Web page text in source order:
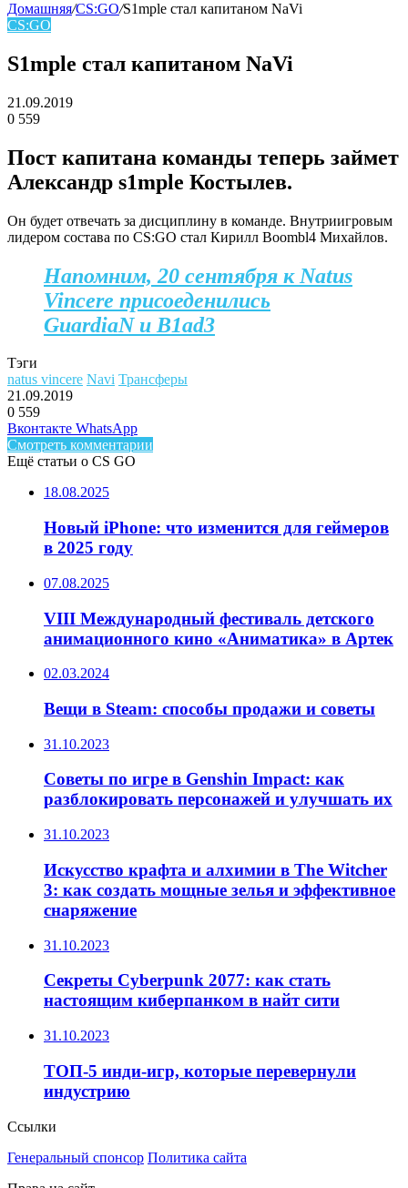
skin
Домашняя/CS:GO/S1mple стал капитаном NaVi
CS:GO
S1mple стал капитаном NaVi
21.09.2019
0 559
Пост капитана команды теперь займет
Александр s1mple Костылев.
Он будет отвечать за дисциплину в команде. Внутриигровым
лидером состава по CS:GO стал Кирилл Boombl4 Михайлов.
Напомним, 20 сентября к Natus
Vincere присоеденились
GuardiaN и B1ad3
Тэги
natus vincere Navi Трансферы
21.09.2019
0 559
Facebook
Twitter
LinkedIn
Вконтакте WhatsAppTelegram
Смотреть комментарии
Ещё статьи о CS GO
18.08.2025
Новый iPhone: что изменится для геймеров
в 2025 году
07.08.2025
VIII Международный фестиваль детского
анимационного кино «Аниматика» в Артек
02.03.2024
Вещи в Steam: способы продажи и советы
31.10.2023
Советы по игре в Genshin Impact: как
разблокировать персонажей и улучшать их
31.10.2023
Искусство крафта и алхимии в The Witcher
3: как создать мощные зелья и эффективное
снаряжение
31.10.2023
Секреты Cyberpunk 2077: как стать
настоящим киберпанком в найт сити
31.10.2023
ТОП-5 инди-игр, которые перевернули
индустрию
Ссылки
Генеральный спонсор Политика сайта